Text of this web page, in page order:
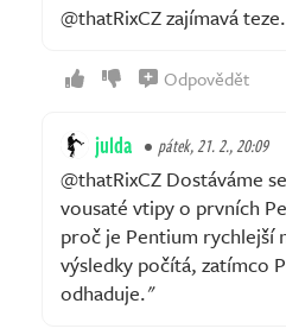
@thatRixCZ zajímavá
Odpovědět
julda pátek, 21. 2., 20:09
@thatRixCZ Dostáváme
vousaté vtipy o prvních
proč je Pentium rychlejší
výsledky počítá, zatímco
odhaduje."